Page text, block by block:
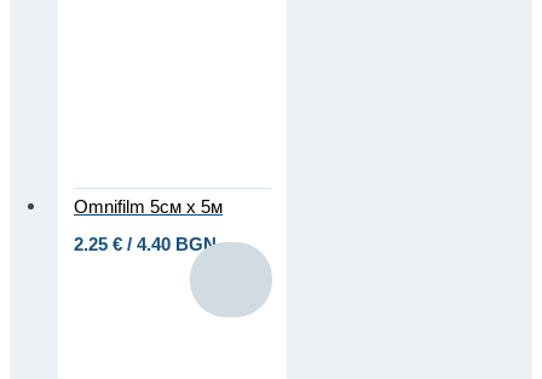
Omnifilm 5см x 5м
2.25 € / 4.40 BGN